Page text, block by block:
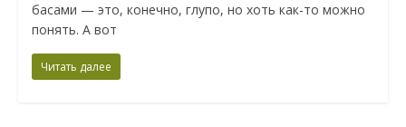
басами — это, конечно, глупо, но хоть как-то можно
понять. А вот
Читать далее